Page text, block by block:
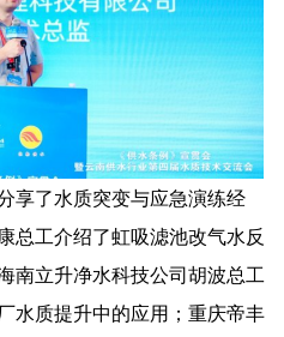
享了水质突变与应急演练经
总工介绍了虹吸滤池改气水反
南立升净水科技公司胡波总工
水质提升中的应用；重庆帝丰